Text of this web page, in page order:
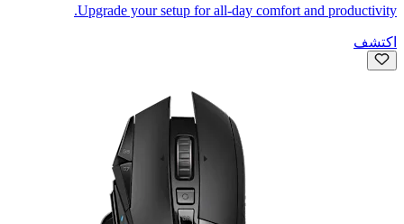
Upgrade your setup for all-day comfort and productivity.
اكتشف